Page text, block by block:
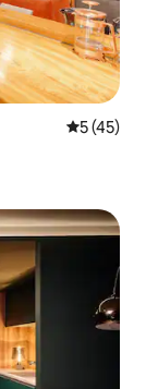
คะแนนเฉลี่
5 (45)